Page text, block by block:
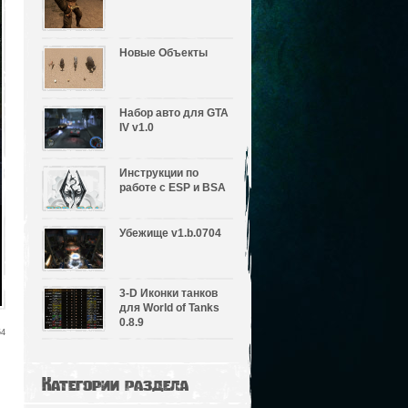
Новые Объекты
Набор авто для GTA
IV v1.0
Инструкции по
работе с ESP и BSA
Убежище v1.b.0704
3-D Иконки танков
для World of Tanks
0.8.9
Категории раздела